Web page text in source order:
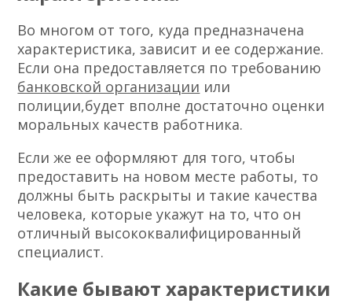
Во многом от того, куда предназначена
характеристика, зависит и ее содержание.
Если она предоставляется по требованию
банковской организации или
полиции,будет вполне достаточно оценки
моральных качеств работника.
Если же ее оформляют для того, чтобы
предоставить на новом месте работы, то
должны быть раскрыты и такие качества
человека, которые укажут на то, что он
отличный высококвалифицированный
специалист.
Какие бывают характеристики